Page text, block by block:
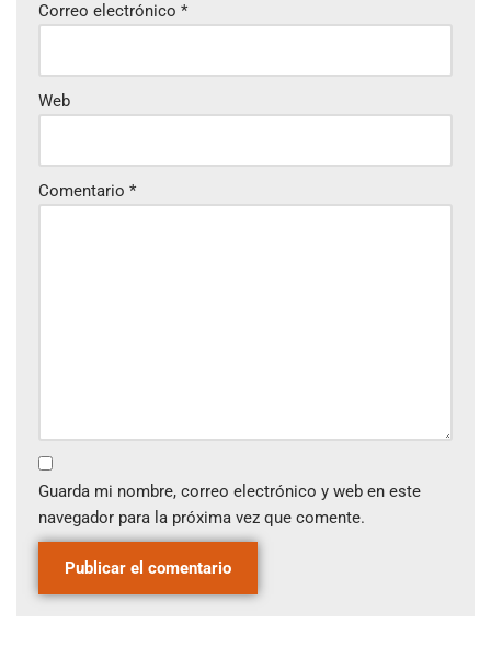
Correo electrónico *
Web
Comentario *
Guarda mi nombre, correo electrónico y web en este
navegador para la próxima vez que comente.